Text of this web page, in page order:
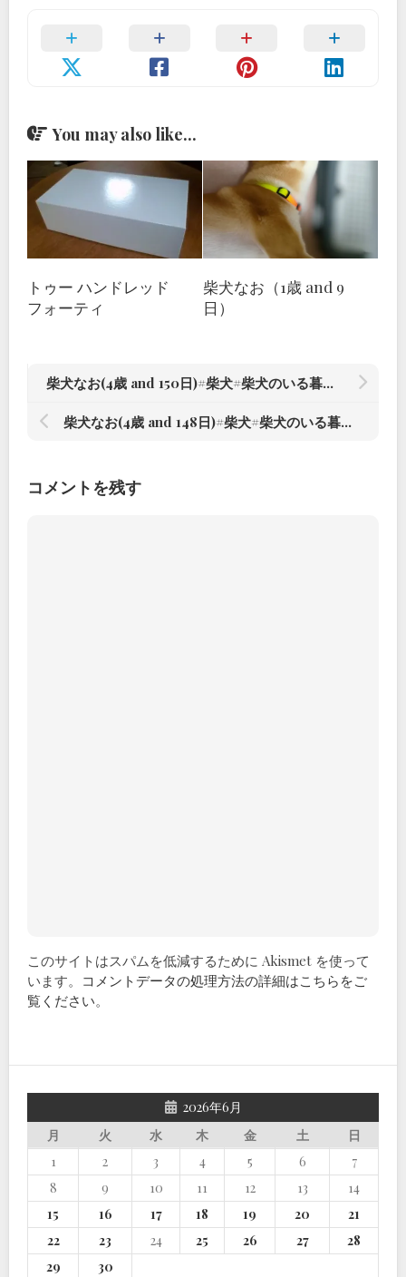
You may also like...
トゥー ハンドレッド
フォーティ
柴犬なお（1歳 and 9
日）
柴犬なお(4歳 and 150日)#柴犬#柴犬のいる暮らし #赤根川辰巳荘出身 – from Instagram
柴犬なお(4歳 and 148日)#柴犬#柴犬のいる暮らし #赤根川辰巳荘出身 – from Instagram
コメントを残す
このサイトはスパムを低減するために Akismet を使って
います。 コメントデータの処理方法の詳細はこちらをご
覧ください。
2026年6月
月
火 水 木 金 土
日
1
2 3 4 5 6
7
8
9 10 11 12 13
14
15
16 17 18 19 20
21
22
23 24 25 26 27
28
29
30